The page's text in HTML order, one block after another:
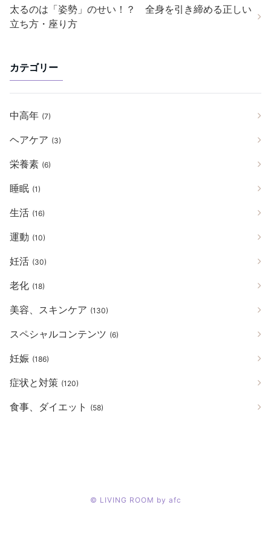
太るのは「姿勢」のせい！？ 全身を引き締める正しい
立ち方・座り方
カテゴリー
中高年 (7)
ヘアケア (3)
栄養素 (6)
睡眠 (1)
生活 (16)
運動 (10)
妊活 (30)
老化 (18)
美容、スキンケア (130)
スペシャルコンテンツ (6)
妊娠 (186)
症状と対策 (120)
食事、ダイエット (58)
© LIVING ROOM by afc